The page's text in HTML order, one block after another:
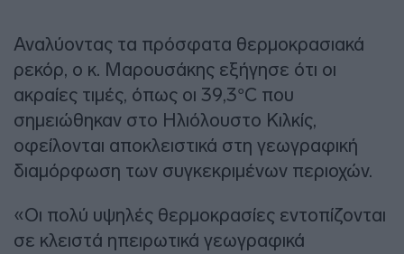
Αναλύοντας τα πρόσφατα θερμοκρασιακά
ρεκόρ, ο κ. Μαρουσάκης εξήγησε ότι οι
ακραίες τιμές, όπως οι 39,3°C που
σημειώθηκαν στο Ηλιόλουστο Κιλκίς,
οφείλονται αποκλειστικά στη γεωγραφική
διαμόρφωση των συγκεκριμένων περιοχών.
«Οι πολύ υψηλές θερμοκρασίες εντοπίζονται
σε κλειστά ηπειρωτικά γεωγραφικά